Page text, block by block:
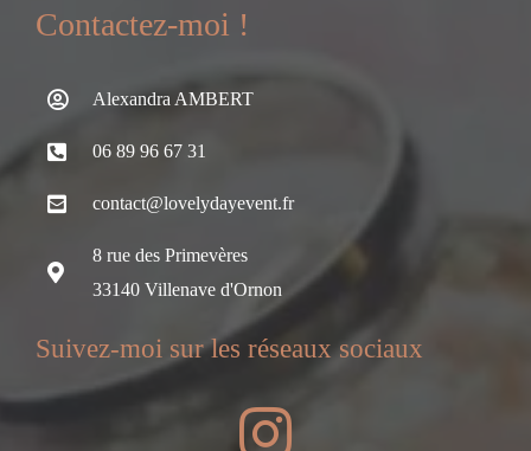
Contactez-moi !
Alexandra AMBERT
06 89 96 67 31
contact@lovelydayevent.fr
8 rue des Primevères
33140 Villenave d'Ornon
Suivez-moi sur les réseaux sociaux
I